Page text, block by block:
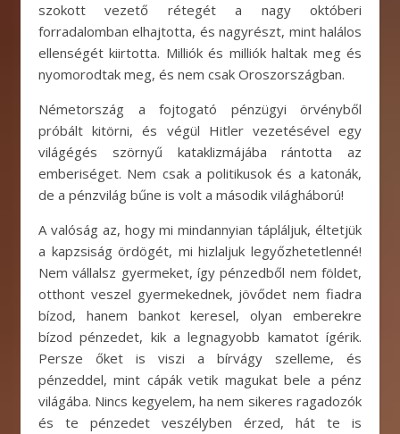
szokott vezető rétegét a nagy októberi
forradalomban elhajtotta, és nagyrészt, mint halálos
ellenségét kiirtotta. Milliók és milliók haltak meg és
nyomorodtak meg, és nem csak Oroszországban.
Németország a fojtogató pénzügyi örvényből
próbált kitörni, és végül Hitler vezetésével egy
világégés szörnyű kataklizmájába rántotta az
emberiséget. Nem csak a politikusok és a katonák,
de a pénzvilág bűne is volt a második világháború!
A valóság az, hogy mi mindannyian tápláljuk, éltetjük
a kapzsiság ördögét, mi hizlaljuk legyőzhetetlenné!
Nem vállalsz gyermeket, így pénzedből nem földet,
otthont veszel gyermekednek, jövődet nem fiadra
bízod, hanem bankot keresel, olyan emberekre
bízod pénzedet, kik a legnagyobb kamatot ígérik.
Persze őket is viszi a bírvágy szelleme, és
pénzeddel, mint cápák vetik magukat bele a pénz
világába. Nincs kegyelem, ha nem sikeres ragadozók
és te pénzedet veszélyben érzed, hát te is